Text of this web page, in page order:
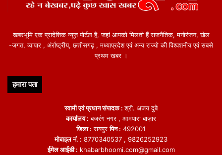
खबरभूमि एक प्रादेशिक न्यूज़ पोर्टल हैं, जहां आपको मिलती हैं राजनैतिक, मनोरंजन, खेल
-जगत, व्यापार , अंर्राष्ट्रीय, छत्तीसगढ़ , मध्याप्रदेश एवं अन्य राज्यो की विश्वशनीय एवं सबसे
प्रथम खबर ।
हमारा पता
स्वामी एवं प्रधान संपादक :श्री. अजय दुबे
कार्यालय : बजरंग नगर , आमपारा बाज़ार
जिला : रायपुरपिन : 492001
मोबाइल नं. : 8770340537 , 9826252923
ईमेल आईडी : khabarbhoomi.com@gmail.com